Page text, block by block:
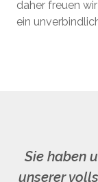
daher freuen
ein
Sie haben
unserer